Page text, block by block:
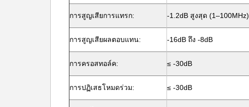
การสูญเสียการแทรก: -1.2dB สูงสุด (1–100MHz)
การสูญเสียผลตอบแทน: -16dB ถึง -8dB
การครอสทอล์ค: ≤ -30dB
การปฏิเสธโหมดร่วม: ≤ -30dB